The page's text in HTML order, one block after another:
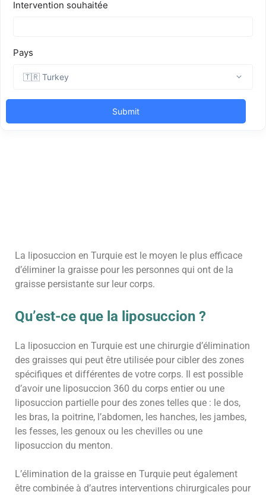
La liposuccion en Turquie est le moyen le plus efficace
d’éliminer la graisse pour les personnes qui ont de la
graisse persistante sur leur corps.
Qu’est-ce que la liposuccion ?
La liposuccion en Turquie est une chirurgie d’élimination
des graisses qui peut être utilisée pour cibler des zones
spécifiques et différentes de votre corps. Il est possible
d’avoir une liposuccion 360 du corps entier ou une
liposuccion partielle pour des zones telles que : le dos,
les bras, la poitrine, l’abdomen, les hanches, les jambes,
les fesses, les genoux ou les chevilles ou une
liposuccion du menton.
L’élimination de la graisse en Turquie peut également
être combinée à d’autres interventions chirurgicales pour